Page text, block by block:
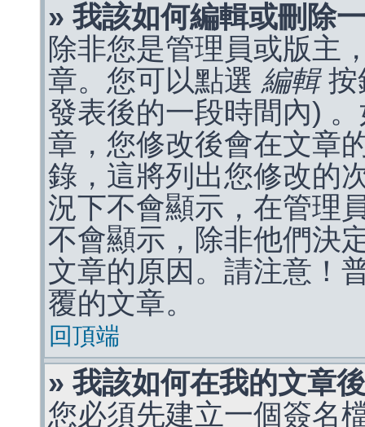
» 我該如何編輯或刪除
除非您是管理員或版主
章。您可以點選 編輯按
發表後的一段時間內)
章，您修改後會在文章
錄，這將列出您修改的
況下不會顯示，在管理
不會顯示，除非他們決
文章的原因。請注意！
覆的文章。
回頂端
» 我該如何在我的文章
您必須先建立一個簽名